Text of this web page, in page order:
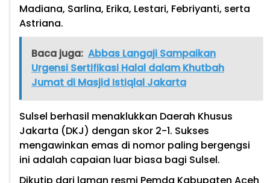
Madiana, Sarlina, Erika, Lestari, Febriyanti, serta
Astriana.
Baca juga: Abbas Langaji Sampaikan
Urgensi Sertifikasi Halal dalam Khutbah
Jumat di Masjid Istiqlal Jakarta
Sulsel berhasil menaklukkan Daerah Khusus
Jakarta (DKJ) dengan skor 2-1. Sukses
mengawinkan emas di nomor paling bergengsi
ini adalah capaian luar biasa bagi Sulsel.